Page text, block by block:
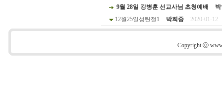
9월 28일 강병훈 선교사님 초청예배
12월25일성탄절1
박희중 2020-01-12
Copyright ⓒ